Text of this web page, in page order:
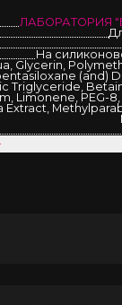
ЛАБОРАТОРИЯ
На
Glycerin,
(and)
Triglyceride,
Limonene, PEG-
Extract,